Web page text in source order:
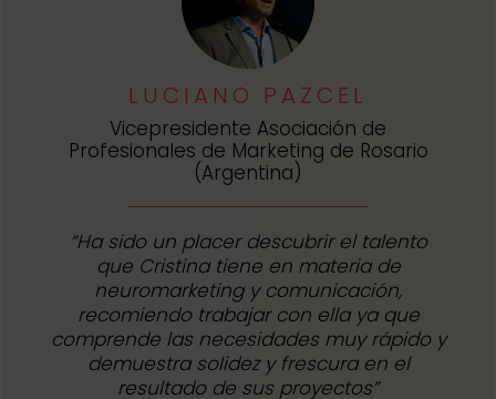
LUCIANO PAZCEL
Vicepresidente Asociación de
Profesionales de Marketing de Rosario
(Argentina)
“Ha sido un placer descubrir el talento
que Cristina tiene en materia de
neuromarketing y comunicación,
recomiendo trabajar con ella ya que
comprende las necesidades muy rápido y
demuestra solidez y frescura en el
resultado de sus proyectos”